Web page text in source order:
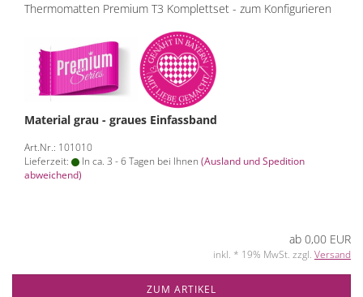
Thermomatten Premium T3 Komplettset - zum Konfigurieren
Material grau - graues Einfassband
Art.Nr.: 101010
Lieferzeit:
In ca. 3 - 6 Tagen bei Ihnen (Ausland und Spedition
abweichend)
ab 0,00 EUR
inkl. * 19% MwSt. zzgl. Versand
ZUM ARTIKEL